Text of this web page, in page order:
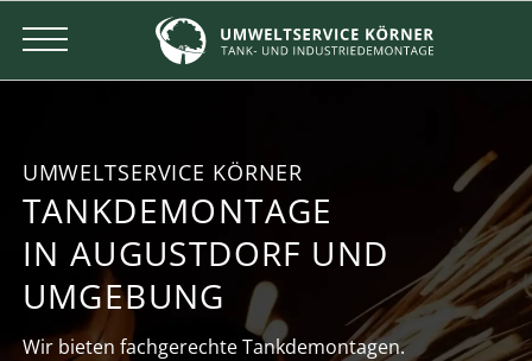
UMWELTSERVICE KÖRNER
TANKDEMONTAGE
IN AUGUSTDORF UND
UMGEBUNG
Wir bieten fachgerechte Tankdemontagen.